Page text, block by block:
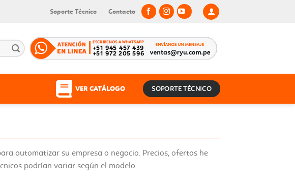
Soporte Técnico Contacto
VER CATÁLOGO SOPORTE TÉCNICO
automatizar su empresa o negocio. Precios, ofertas he
podrían variar según el modelo.